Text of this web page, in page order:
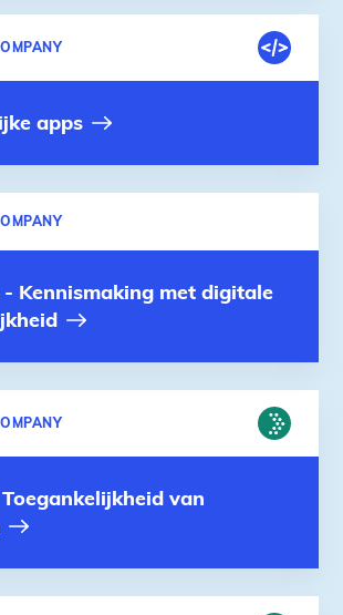
apps
DIGITALE
OMGEVING
Kennismaking met digitale
van
FYSIEKE
OMGEVING